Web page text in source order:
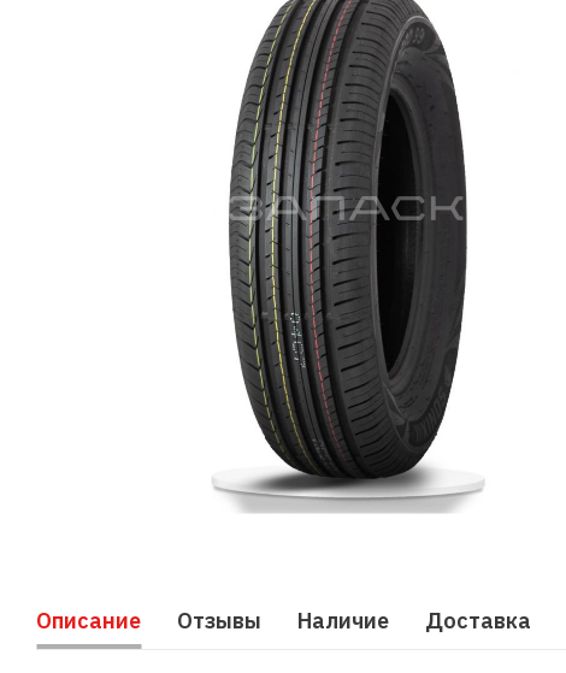
Описание Отзывы Наличие Доставка